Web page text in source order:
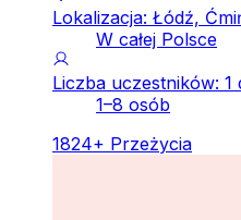
Lokalizacja: Łódź,
W całej Polsce
Liczba uczestników: 1
1–8 osób
1824+ Przeżycia